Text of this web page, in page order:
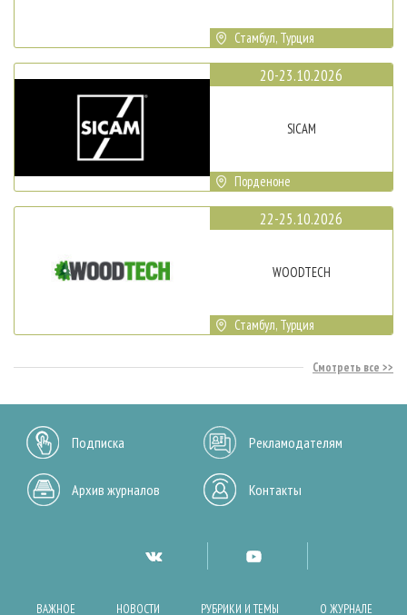
Стамбул, Турция
20-23.10.2026
SICAM
Порденоне
22-25.10.2026
WOODTECH
Стамбул, Турция
Смотреть все
Подписка Рекламодателям
Архив журналов Контакты
ВАЖНОЕ НОВОСТИ РУБРИКИ И ТЕМЫ О ЖУРНАЛЕ